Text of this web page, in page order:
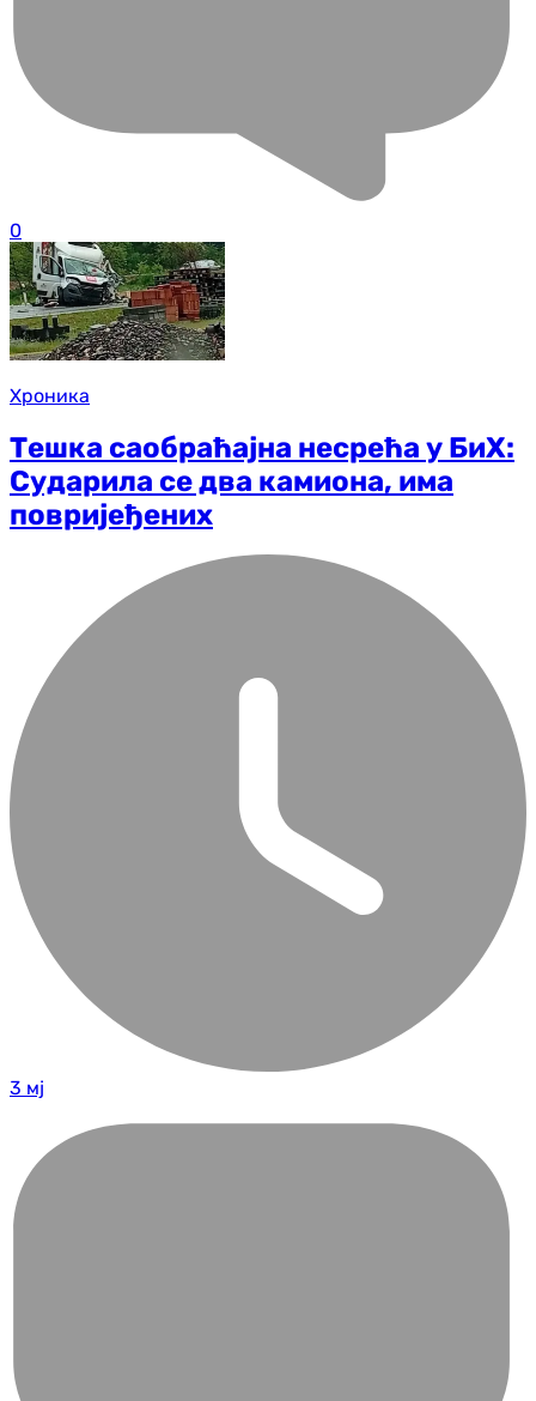
0
Хроника
Тешка саобраћајна несрећа у БиХ:
Сударила се два камиона, има
повријеђених
3 мј